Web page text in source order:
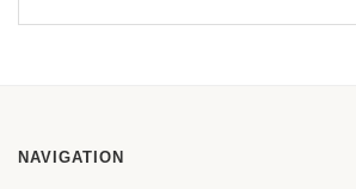
NAVIGATION